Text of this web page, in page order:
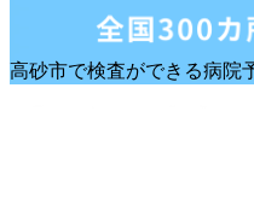
高砂市で検査ができる病院